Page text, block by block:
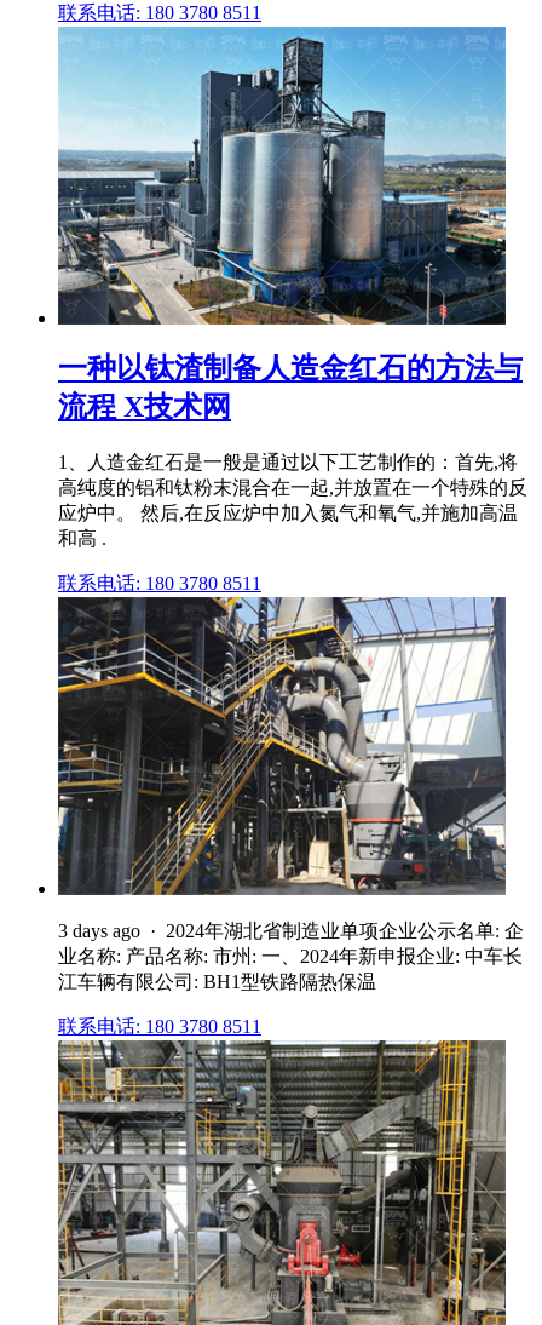
联系电话: 180 3780 8511
一种以钛渣制备人造金红石的方法与
流程 X技术网
1、人造金红石是一般是通过以下工艺制作的：首先,将
高纯度的铝和钛粉末混合在一起,并放置在一个特殊的反
应炉中。 然后,在反应炉中加入氮气和氧气,并施加高温
和高 .
联系电话: 180 3780 8511
3 days ago · 2024年湖北省制造业单项企业公示名单: 企
业名称: 产品名称: 市州: 一、2024年新申报企业: 中车长
江车辆有限公司: BH1型铁路隔热保温
联系电话: 180 3780 8511